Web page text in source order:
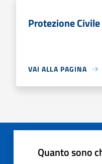
Protezione Civile
VAI ALLA PAGINA
Quanto sono